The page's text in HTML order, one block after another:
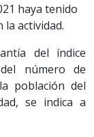
haya tenido
la actividad.
del índice
número de
población del
se indica a